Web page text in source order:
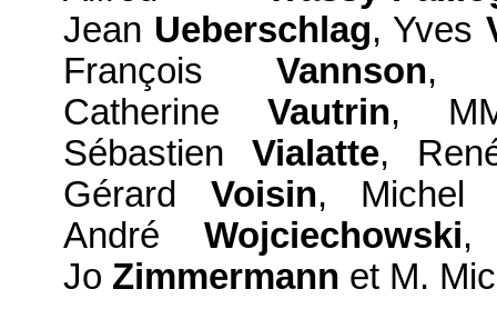
Jean Ueberschlag, Yves
François Vannson,
Catherine Vautrin,
SébastienVialatte,
Gérard Voisin,
AndréWojciechowski,
Jo Zimmermann et M.